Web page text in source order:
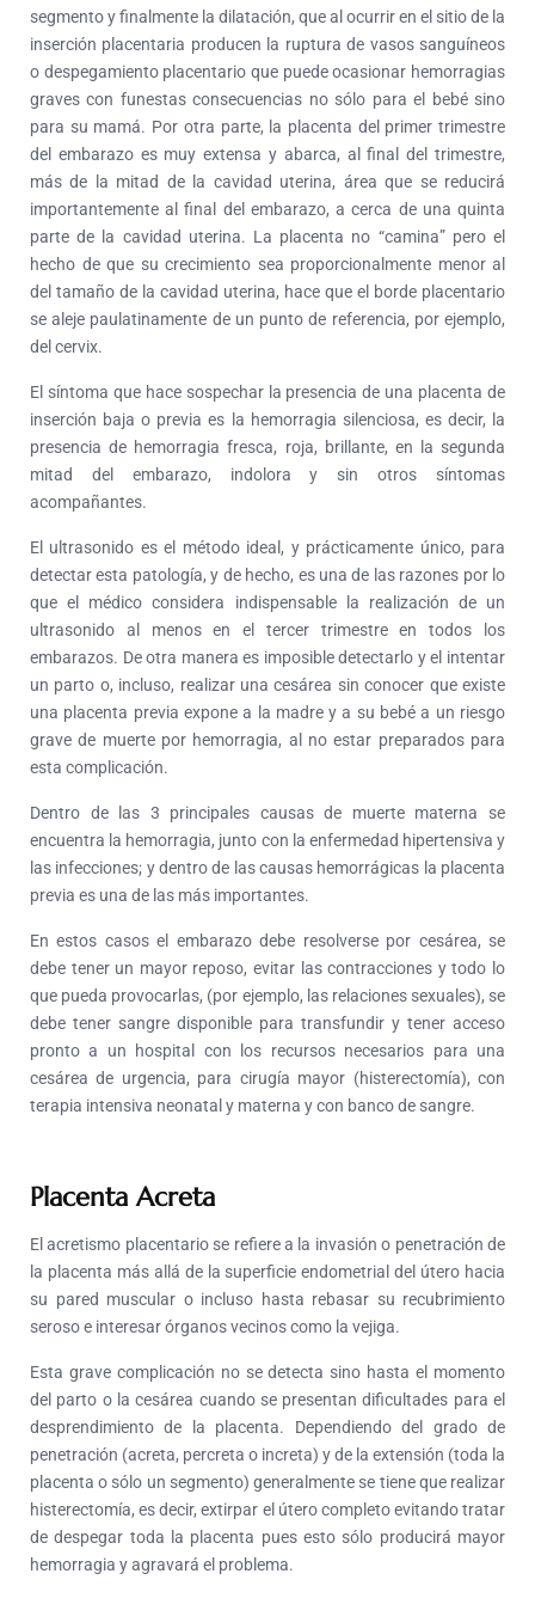
segmento y finalmente la dilatación, que al ocurrir en el sitio de la
inserción placentaria producen la ruptura de vasos sanguíneos
o despegamiento placentario que puede ocasionar hemorragias
graves con funestas consecuencias no sólo para el bebé sino
para su mamá. Por otra parte, la placenta del primer trimestre
del embarazo es muy extensa y abarca, al final del trimestre,
más de la mitad de la cavidad uterina, área que se reducirá
importantemente al final del embarazo, a cerca de una quinta
parte de la cavidad uterina. La placenta no “camina” pero el
hecho de que su crecimiento sea proporcionalmente menor al
del tamaño de la cavidad uterina, hace que el borde placentario
se aleje paulatinamente de un punto de referencia, por ejemplo,
del cervix.
El síntoma que hace sospechar la presencia de una placenta de
inserción baja o previa es la hemorragia silenciosa, es decir, la
presencia de hemorragia fresca, roja, brillante, en la segunda
mitad del embarazo, indolora y sin otros síntomas
acompañantes.
El ultrasonido es el método ideal, y prácticamente único, para
detectar esta patología, y de hecho, es una de las razones por lo
que el médico considera indispensable la realización de un
ultrasonido al menos en el tercer trimestre en todos los
embarazos. De otra manera es imposible detectarlo y el intentar
un parto o, incluso, realizar una cesárea sin conocer que existe
una placenta previa expone a la madre y a su bebé a un riesgo
grave de muerte por hemorragia, al no estar preparados para
esta complicación.
Dentro de las 3 principales causas de muerte materna se
encuentra la hemorragia, junto con la enfermedad hipertensiva y
las infecciones; y dentro de las causas hemorrágicas la placenta
previa es una de las más importantes.
En estos casos el embarazo debe resolverse por cesárea, se
debe tener un mayor reposo, evitar las contracciones y todo lo
que pueda provocarlas, (por ejemplo, las relaciones sexuales), se
debe tener sangre disponible para transfundir y tener acceso
pronto a un hospital con los recursos necesarios para una
cesárea de urgencia, para cirugía mayor (histerectomía), con
terapia intensiva neonatal y materna y con banco de sangre.
Placenta Acreta
El acretismo placentario se refiere a la invasión o penetración de
la placenta más allá de la superficie endometrial del útero hacia
su pared muscular o incluso hasta rebasar su recubrimiento
seroso e interesar órganos vecinos como la vejiga.
Esta grave complicación no se detecta sino hasta el momento
del parto o la cesárea cuando se presentan dificultades para el
desprendimiento de la placenta. Dependiendo del grado de
penetración (acreta, percreta o increta) y de la extensión (toda la
placenta o sólo un segmento) generalmente se tiene que realizar
histerectomía, es decir, extirpar el útero completo evitando tratar
de despegar toda la placenta pues esto sólo producirá mayor
hemorragia y agravará el problema.